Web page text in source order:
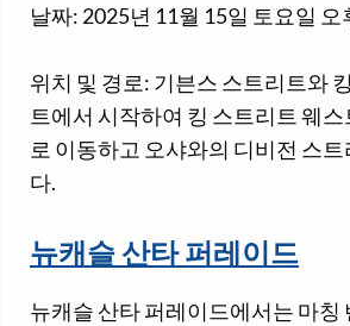
날짜: 2025년 11월 15일 토요일 오
위치 및 경로: 기븐스 스트리트와
트에서 시작하여 킹 스트리트 웨
로 이동하고 오샤와의 디비전 스
다.
뉴캐슬 산타 퍼레이드
뉴캐슬 산타 퍼레이드에서는 마칭